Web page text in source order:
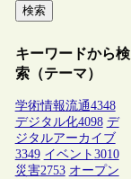
検索
キーワードから検
索（テーマ）
学術情報流通4348
デジタル化4098 デ
ジタルアーカイブ
3349 イベント 3010
災害2753 オープン